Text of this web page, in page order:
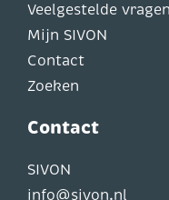
Veelgestelde vragen
Mijn SIVON
Contact
Zoeken
Contact
SIVON
info@sivon.nl